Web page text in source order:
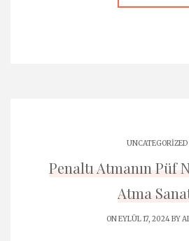
UNCATEGORIZED
Penaltı Atmanın Püf
Atma
ON EYLÜL 17, 2024 BY